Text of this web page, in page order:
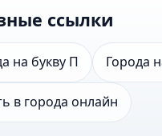
ссылки
на букву П Города
в города онлайн